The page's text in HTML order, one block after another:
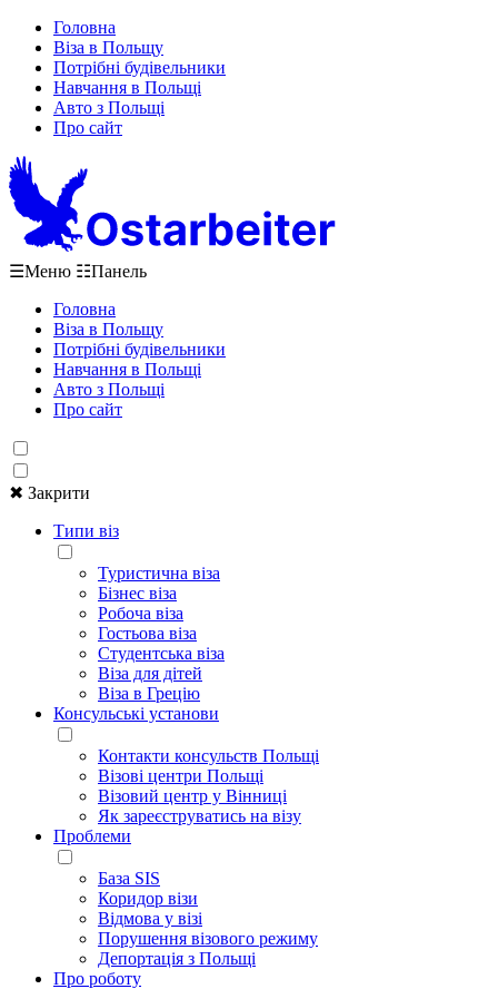
Головна
Віза в Польщу
Потрібні будівельники
Навчання в Польщі
Авто з Польщі
Про сайт
☰Меню ☷Панель
Головна
Віза в Польщу
Потрібні будівельники
Навчання в Польщі
Авто з Польщі
Про сайт
✖ Закрити
Типи віз
Туристична віза
Бізнес віза
Робоча віза
Гостьова віза
Студентська віза
Віза для дітей
Віза в Грецію
Консульські установи
Контакти консульств Польщі
Візові центри Польщі
Візовий центр у Вінниці
Як зареєструватись на візу
Проблеми
База SIS
Коридор візи
Відмова у візі
Порушення візового режиму
Депортація з Польщі
Про роботу